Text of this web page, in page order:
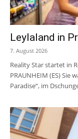
Leylaland in
7. August 2026
Reality Star startet in
PRAUNHEIM (ES) Sie
Paradise“, im